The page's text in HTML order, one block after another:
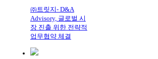
㈜트릿지- D&A
Advisory, 글로벌 시
장 진출 위한 전략적
업무협약 체결